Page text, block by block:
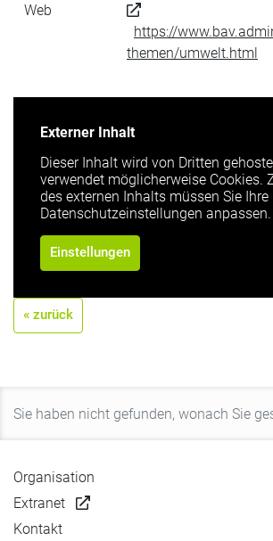
Web
https://
themen/umwelt.html
Externer Inhalt
Dieser Inhalt wird von Dritten
verwendet möglicherweise Cookies.
des externen Inhalts müssen Sie Ihre
Datenschutzeinstellungen anpassen.
Einstellungen
« zurück
Organisation
Extranet
Kontakt